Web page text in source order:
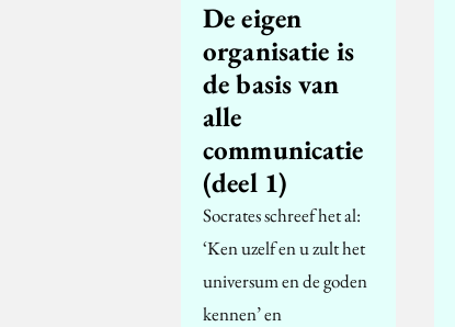
De eigen
organisatie is
de basis van
alle
communicatie
(deel 1)
Socrates schreef het al:
‘Ken uzelf en u zult het
universum en de goden
kennen’ en